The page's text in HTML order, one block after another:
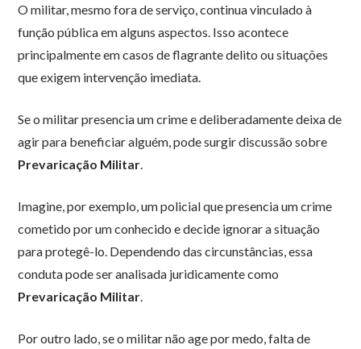
O militar, mesmo fora de serviço, continua vinculado à
função pública em alguns aspectos. Isso acontece
principalmente em casos de flagrante delito ou situações
que exigem intervenção imediata.
Se o militar presencia um crime e deliberadamente deixa de
agir para beneficiar alguém, pode surgir discussão sobre
Prevaricação Militar.
Imagine, por exemplo, um policial que presencia um crime
cometido por um conhecido e decide ignorar a situação
para protegê-lo. Dependendo das circunstâncias, essa
conduta pode ser analisada juridicamente como
Prevaricação Militar.
Por outro lado, se o militar não age por medo, falta de